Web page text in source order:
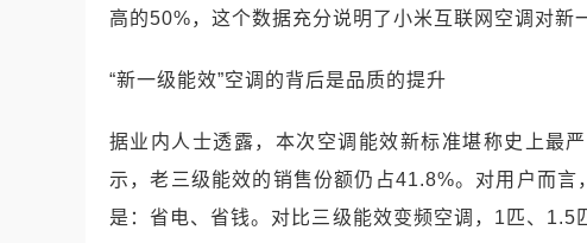
高的50%，这个数据充分说明了小米互联网空调对新
“新一级能效”空调的背后是品质的提升
据业内人士透露，本次空调能效新标准堪称史上最
示，老三级能效的销售份额仍占41.8%。对用户而言
是：省电、省钱。对比三级能效变频空调，1匹、